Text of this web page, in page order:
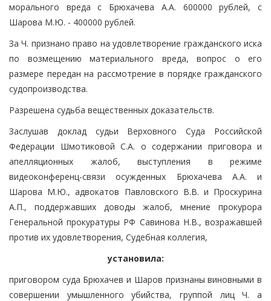
морального вреда с Брюхачева А.А. 600000 рублей, с
Шарова М.Ю. - 400000 рублей.
За Ч. признано право на удовлетворение гражданского иска
по возмещению материального вреда, вопрос о его
размере передан на рассмотрение в порядке гражданского
судопроизводства.
Разрешена судьба вещественных доказательств.
Заслушав доклад судьи Верховного Суда Российской
Федерации Шмотиковой С.А. о содержании приговора и
апелляционных жалоб, выступления в режиме
видеоконференц-связи осужденных Брюхачева А.А. и
Шарова М.Ю., адвокатов Павловского В.В. и Проскурина
А.П., поддержавших доводы жалоб, мнение прокурора
Генеральной прокуратуры РФ Савинова Н.В., возражавшей
против их удовлетворения, Судебная коллегия,
установила:
приговором суда Брюхачев и Шаров признаны виновными в
совершении умышленного убийства, группой лиц Ч. а